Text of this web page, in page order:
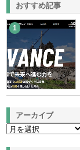
おすすめ記事
1
アーカイブ